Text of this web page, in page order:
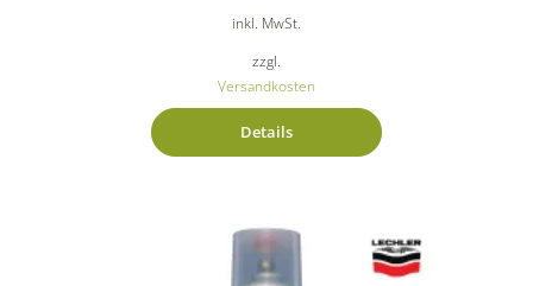
inkl. MwSt.
zzgl.
Versandkosten
Details